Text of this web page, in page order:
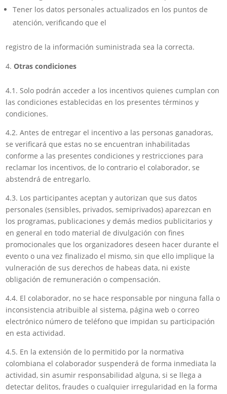
Tener los datos personales actualizados en los puntos de
atención, verificando que el
registro de la información suministrada sea la correcta.
Otras condiciones
4.1. Solo podrán acceder a los incentivos quienes cumplan con
las condiciones establecidas en los presentes términos y
condiciones.
4.2. Antes de entregar el incentivo a las personas ganadoras,
se verificará que estas no se encuentran inhabilitadas
conforme a las presentes condiciones y restricciones para
reclamar los incentivos, de lo contrario el colaborador, se
abstendrá de entregarlo.
4.3. Los participantes aceptan y autorizan que sus datos
personales (sensibles, privados, semiprivados) aparezcan en
los programas, publicaciones y demás medios publicitarios y
en general en todo material de divulgación con fines
promocionales que los organizadores deseen hacer durante el
evento o una vez finalizado el mismo, sin que ello implique la
vulneración de sus derechos de habeas data, ni existe
obligación de remuneración o compensación.
4.4. El colaborador, no se hace responsable por ninguna falla o
inconsistencia atribuible al sistema, página web o correo
electrónico número de teléfono que impidan su participación
en esta actividad.
4.5. En la extensión de lo permitido por la normativa
colombiana el colaborador suspenderá de forma inmediata la
actividad, sin asumir responsabilidad alguna, si se llega a
detectar delitos, fraudes o cualquier irregularidad en la forma